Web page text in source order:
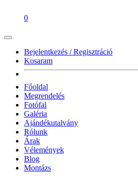
0
Bejelentkezés / Regisztráció
Kosaram
Főoldal
Megrendelés
Fotófal
Galéria
Ajándékutalvány
Rólunk
Árak
Vélemények
Blog
Montázs